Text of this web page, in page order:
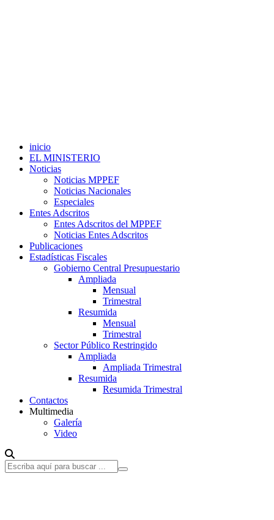
inicio
EL MINISTERIO
Noticias
Noticias MPPEF
Noticias Nacionales
Especiales
Entes Adscritos
Entes Adscritos del MPPEF
Noticias Entes Adscritos
Publicaciones
Estadísticas Fiscales
Gobierno Central Presupuestario
Ampliada
Mensual
Trimestral
Resumida
Mensual
Trimestral
Sector Público Restringido
Ampliada
Ampliada Trimestral
Resumida
Resumida Trimestral
Contactos
Multimedia
Galería
Video